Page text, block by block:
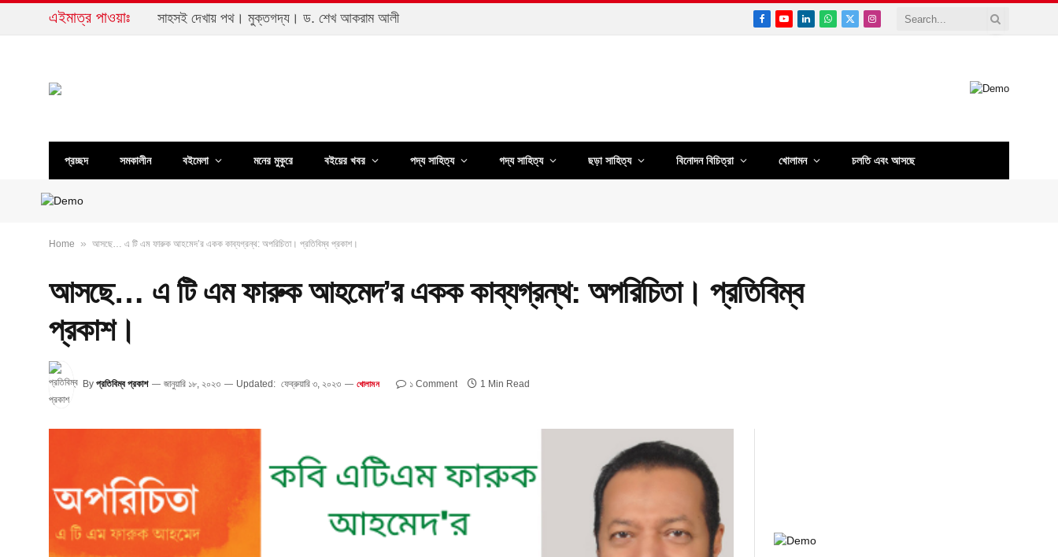
এইমাত্র পাওয়াঃ সাহসই দেখায় পথ। মুক্তগদ্য। ড. শেখ আকরাম আলী Facebook
YouTubeLinkedInWhatsApp
X
Instagram
প্রচ্ছদ সমকালীন বইমেলা মনের মুকুরে বইয়ের খবর পদ্য সাহিত্য গদ্য সাহিত্য ছড়া সাহিত্য বিনোদন বিচিত্রা খোলামন চলতি এবং আসছে
Home » আসছে… এ টি এম ফারুক আহমেদ’র একক কাব্যগ্রন্থ: অপরিচিতা। প্রতিবিম্ব প্রকাশ।
আসছে… এ টি এম ফারুক আহমেদ’র একক কাব্যগ্রন্থ: অপরিচিতা। প্রতিবিম্ব
প্রকাশ।
By প্রতিবিম্ব প্রকাশ জানুয়ারি ১৮, ২০২৩ Updated: ফেব্রুয়ারি ৩, ২০২৩ খোলামন ১ Comment 1 Min Read